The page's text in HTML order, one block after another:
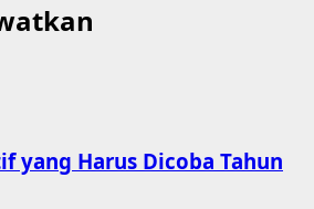
yang Harus Dicoba Tahun